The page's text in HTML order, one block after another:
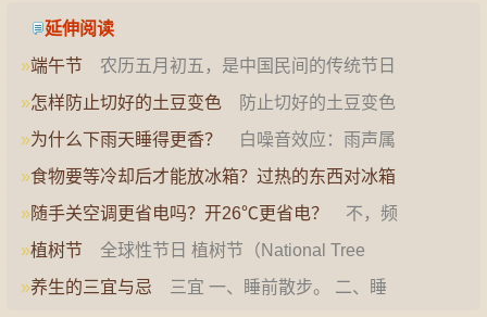
延伸阅读
»端午节 农历五月初五，是中国民间的传统节日
——端午节，它是中华民族…
»怎样防止切好的土豆变色 防止切好的土豆变色
可以使用柠檬汁浸泡、添加…
»为什么下雨天睡得更香？
白噪音效应：雨声属
于白噪音，这种声音频率均…
»食物要等冷却后才能放冰箱？过热的东西对冰箱
也不好？冰箱并不会因热…
» 随手关空调更省电吗？开26℃更省电？
不，频
繁开关空调更耗电。26…
»植树节 全球性节日 植树节（National Tree
Plant…
»养生的三宜与忌 三宜 一、睡前散步。 二、睡